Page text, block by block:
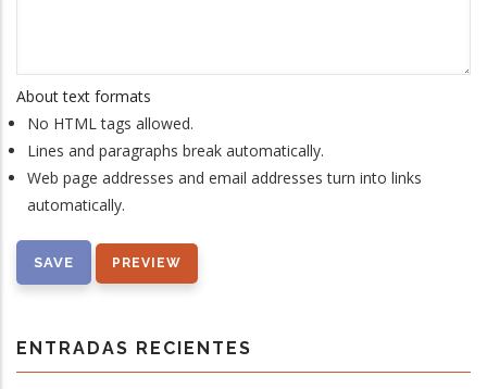
About text formats
No HTML tags allowed.
Lines and paragraphs break automatically.
Web page addresses and email addresses turn into links
automatically.
ENTRADAS RECIENTES